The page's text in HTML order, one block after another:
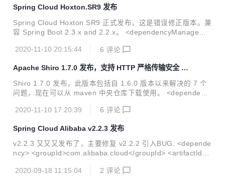
upId>de.codecentric</groupId> <artifactId>sp...
Spring Cloud Hoxton.SR9 发布
Spring Cloud Hoxton.SR9 正式发布，这是错误修正版本。兼
容 Spring Boot 2.3.x and 2.2.x。 <dependencyManageme
pId>org.springframework.cloud</groupId> <artifac
on>Hoxton.SR9</version> ...
2020-11-10 20:15:44 6 评论
Apache Shiro 1.7.0 发布，支持 HTTP 严格传输安全 HS
TS
Shiro 1.7.0 发布，此版本包括自 1.6.0 版本以来解决的 7 个
问题，现在可以从 maven 中央仓库下载使用。 <dependenc
iro-all</artifactId> <version>1.7.0</version> <type>pom
ssion 路径重写。 添加系统属性以启用反斜杠路径限制。 Del
eteMe cookie 使用定义 sameSite。 Spring s...
2020-11-10 17:20:39 6 评论
Spring Cloud Alibaba v2.2.3 发布
v2.2.3 又又又发布了，主要修复 v2.2.2 引入BUG. <depende
ncy> <groupId>com.alibaba.cloud</groupId> <artifactId>s
2.2.3.RELEASE</version> <type>pom</type> <scope>imp
2020-09-18 11:15:04 2 评论